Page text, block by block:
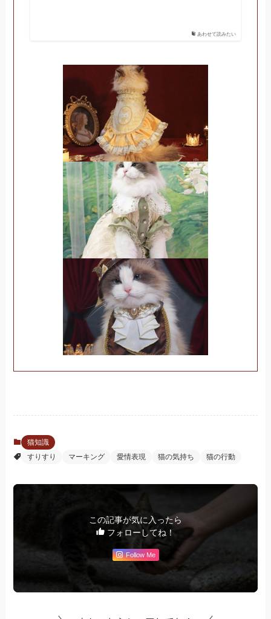
あわせて読みたい
猫知識
すりすり
マーキング 愛情表現 猫の気持ち 猫の行動
この記事が気に入ったら
フォローしてね！
Follow Me